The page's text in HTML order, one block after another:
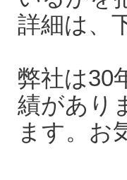
詳細は、
弊社は30
績があり
ます。お